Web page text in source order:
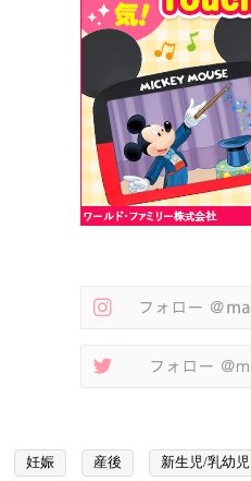
妊娠 産後 新生児/乳幼児